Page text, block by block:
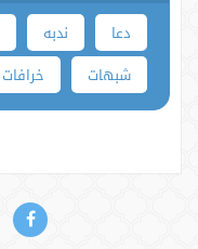
دعا ندبه
شبهات
خرافات